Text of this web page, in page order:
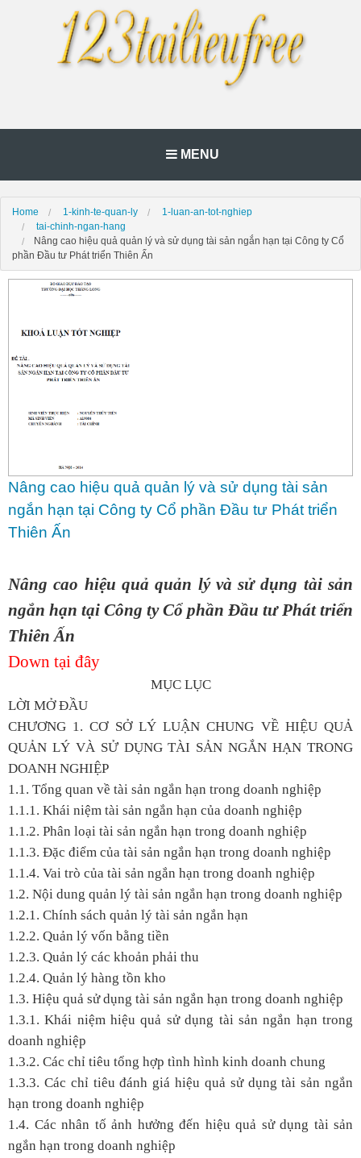
MENU
Home 1-kinh-te-quan-ly
1-luan-an-tot-nghiep
tai-chinh-ngan-hang
Nâng cao hiệu quả quản lý và sử dụng tài sản ngắn hạn tại Công ty Cổ
phần Đầu tư Phát triển Thiên Ấn
Nâng cao hiệu quả quản lý và sử dụng tài sản
ngắn hạn tại Công ty Cổ phần Đầu tư Phát triển
Thiên Ấn
Nâng cao hiệu quả quản lý và sử dụng tài sản
ngắn hạn tại Công ty Cổ phần Đầu tư Phát triển
Thiên Ấn
Down tại đây
MỤC LỤC
LỜI MỞ ĐẦU
CHƯƠNG 1. CƠ SỞ LÝ LUẬN CHUNG VỀ HIỆU QUẢ
QUẢN LÝ VÀ SỬ DỤNG TÀI SẢN NGẮN HẠN TRONG
DOANH NGHIỆP
1.1. Tổng quan về tài sản ngắn hạn trong doanh nghiệp
1.1.1. Khái niệm tài sản ngắn hạn của doanh nghiệp
1.1.2. Phân loại tài sản ngắn hạn trong doanh nghiệp
1.1.3. Đặc điểm của tài sản ngắn hạn trong doanh nghiệp
1.1.4. Vai trò của tài sản ngắn hạn trong doanh nghiệp
1.2. Nội dung quản lý tài sản ngắn hạn trong doanh nghiệp
1.2.1. Chính sách quản lý tài sản ngắn hạn
1.2.2. Quản lý vốn bằng tiền
1.2.3. Quản lý các khoản phải thu
1.2.4. Quản lý hàng tồn kho
1.3. Hiệu quả sử dụng tài sản ngắn hạn trong doanh nghiệp
1.3.1. Khái niệm hiệu quả sử dụng tài sản ngắn hạn trong
doanh nghiệp
1.3.2. Các chỉ tiêu tổng hợp tình hình kinh doanh chung
1.3.3. Các chỉ tiêu đánh giá hiệu quả sử dụng tài sản ngắn
hạn trong doanh nghiệp
1.4. Các nhân tố ảnh hưởng đến hiệu quả sử dụng tài sản
ngắn hạn trong doanh nghiệp